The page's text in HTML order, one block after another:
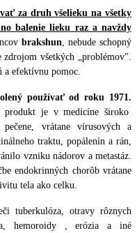
za druh všelieku na všetky
balenie lieku raz a navždy
brakshun , nebude schopný
všetkých „problémov".
efektívnu pomoc.
používať od roku 1971.
produkt je v medicíne široko
vrátane vírusových a
traktu, popálenín a rán,
vzniku nádorov a metastáz.
endokrinných chorôb vrátane
tela ako celku.
tuberkulóza, otravy rôznych
hemoroidy , erózia a iné